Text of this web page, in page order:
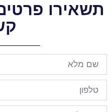
תשאירו